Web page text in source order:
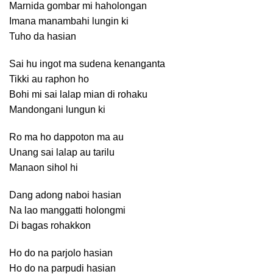
Marnida gombar mi haholongan
Imana manambahi lungin ki
Tuho da hasian
Sai hu ingot ma sudena kenanganta
Tikki au raphon ho
Bohi mi sai lalap mian di rohaku
Mandongani lungun ki
Ro ma ho dappoton ma au
Unang sai lalap au tarilu
Manaon sihol hi
Dang adong naboi hasian
Na lao manggatti holongmi
Di bagas rohakkon
Ho do na parjolo hasian
Ho do na parpudi hasian